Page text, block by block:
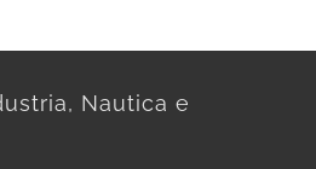
Nautica e